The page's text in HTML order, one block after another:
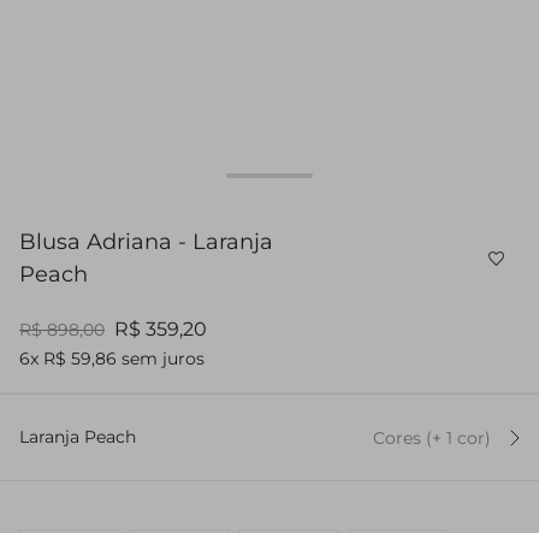
Blusa Adriana - Laranja
Peach
R$ 898,00 R$ 359,20
6x R$ 59,86 sem juros
Laranja Peach Cores (+ 1 cor)